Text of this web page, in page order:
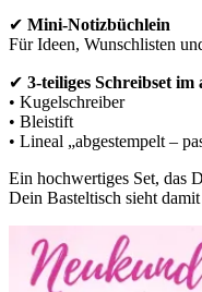
✔ Mini-Notizbüchlein
Für Ideen, Wunschlisten
✔ 3-teiliges Schreibset
• Kugelschreiber
• Bleistift
• Lineal „abgestempelt –
Ein hochwertiges Set, das
Dein Basteltisch sieht